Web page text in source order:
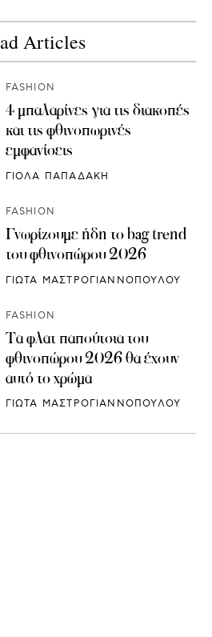
Articles
FASHION
4 μπαλαρίνες για τις διακοπές
και τις φθινοπωρινές
εμφανίσεις
ΓΙΟΛΑ ΠΑΠΑΔΑΚΗ
FASHION
Γνωρίζουμε ήδη το bag trend
του φθινοπώρου 2026
ΓΙΩΤΑ ΜΑΣΤΡΟΓΙΑΝΝΟΠΟΥΛΟΥ
FASHION
Τα φλατ παπούτσια του
φθινοπώρου 2026 θα έχουν
αυτό το χρώμα
ΓΙΩΤΑ ΜΑΣΤΡΟΓΙΑΝΝΟΠΟΥΛΟΥ